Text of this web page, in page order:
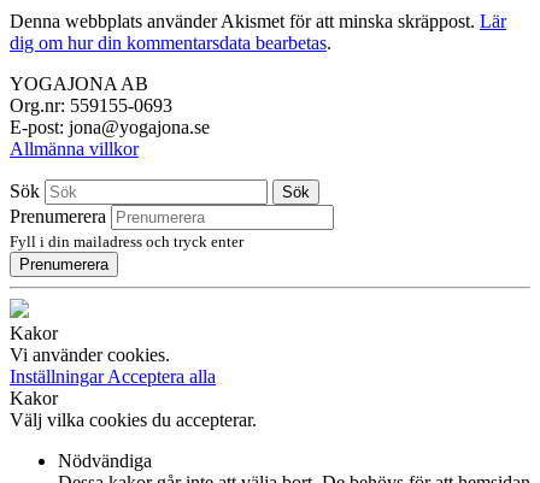
Denna webbplats använder Akismet för att minska skräppost. Lär
dig om hur din kommentarsdata bearbetas.
YOGAJONA AB
Org.nr: 559155-0693
E-post: jona@yogajona.se
Allmänna villkor
Sök Sök
Prenumerera
Fyll i din mailadress och tryck enter
Prenumerera
Kakor
Vi använder cookies.
InställningarAcceptera alla
Kakor
Välj vilka cookies du accepterar.
Nödvändiga